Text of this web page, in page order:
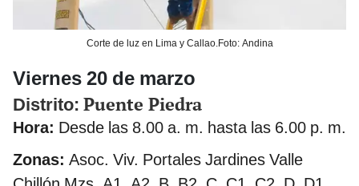
Corte de luz en Lima y Callao.Foto: Andina
Viernes 20 de marzo
Distrito: Puente Piedra
Hora: Desde las 8.00 a. m. hasta las 6.00 p. m.
Zonas: Asoc. Viv. Portales Jardines Valle